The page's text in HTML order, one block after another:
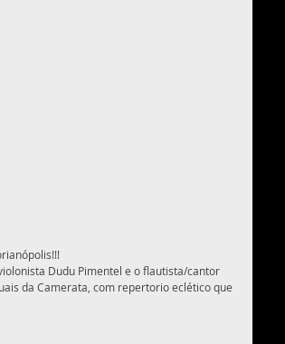
Dudu Pimentel e o flautista/cantor
da Camerata, com repertorio eclético que